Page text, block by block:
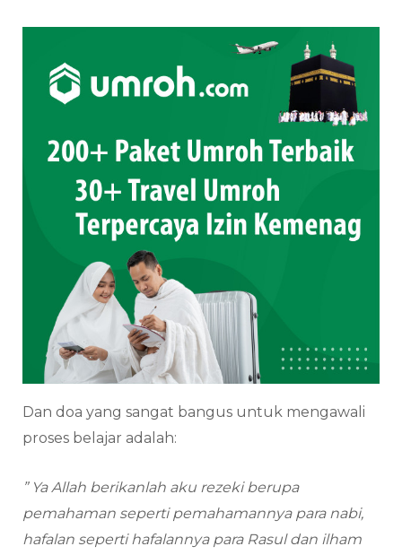
Dan doa yang sangat bangus untuk mengawali
proses belajar adalah:
” Ya Allah berikanlah aku rezeki berupa
pemahaman seperti pemahamannya para nabi,
hafalan seperti hafalannya para Rasul dan ilham